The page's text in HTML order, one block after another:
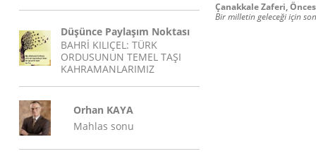
Düşünce Paylaşım Noktası
BAHRİ KILIÇEL: TÜRK
ORDUSUNUN TEMEL TAŞI
KAHRAMANLARIMIZ
Orhan KAYA
Mahlas sonu
Çanakkale Zaferi,
Bir milletin geleceği için